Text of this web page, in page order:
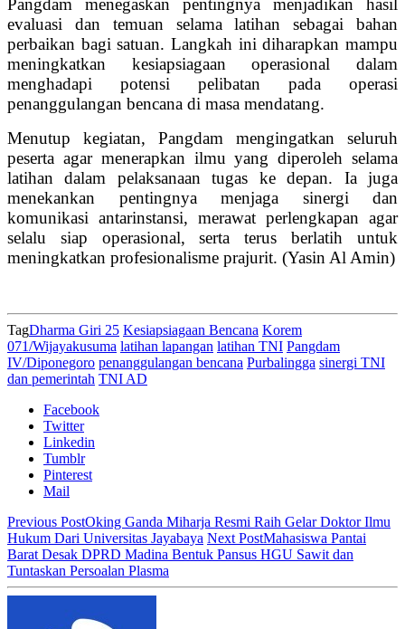
Pangdam menegaskan pentingnya menjadikan hasil
evaluasi dan temuan selama latihan sebagai bahan
perbaikan bagi satuan. Langkah ini diharapkan mampu
meningkatkan kesiapsiagaan operasional dalam
menghadapi potensi pelibatan pada operasi
penanggulangan bencana di masa mendatang.
Menutup kegiatan, Pangdam mengingatkan seluruh
peserta agar menerapkan ilmu yang diperoleh selama
latihan dalam pelaksanaan tugas ke depan. Ia juga
menekankan pentingnya menjaga sinergi dan
komunikasi antarinstansi, merawat perlengkapan agar
selalu siap operasional, serta terus berlatih untuk
meningkatkan profesionalisme prajurit. (Yasin Al Amin)
TagDharma Giri 25 Kesiapsiagaan Bencana Korem
071/Wijayakusuma latihan lapangan latihan TNI Pangdam
IV/Diponegoro penanggulangan bencana Purbalingga sinergi TNI
dan pemerintah TNI AD
Facebook
Twitter
Linkedin
Tumblr
Pinterest
Mail
Previous PostOking Ganda Miharja Resmi Raih Gelar Doktor Ilmu
Hukum Dari Universitas Jayabaya Next PostMahasiswa Pantai
Barat Desak DPRD Madina Bentuk Pansus HGU Sawit dan
Tuntaskan Persoalan Plasma